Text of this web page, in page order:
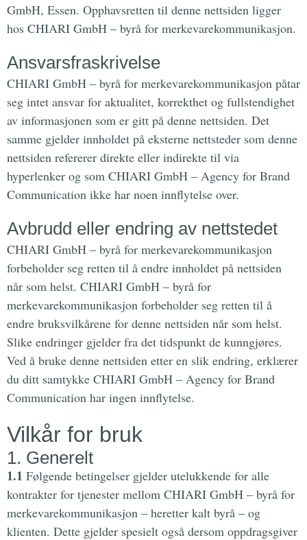
GmbH, Essen. Opphavsretten til denne nettsiden ligger
hos CHIARI GmbH – byrå for merkevarekommunikasjon.
Ansvarsfraskrivelse
CHIARI GmbH – byrå for merkevarekommunikasjon påtar
seg intet ansvar for aktualitet, korrekthet og fullstendighet
av informasjonen som er gitt på denne nettsiden. Det
samme gjelder innholdet på eksterne nettsteder som denne
nettsiden refererer direkte eller indirekte til via
hyperlenker og som CHIARI GmbH – Agency for Brand
Communication ikke har noen innflytelse over.
Avbrudd eller endring av nettstedet
CHIARI GmbH – byrå for merkevarekommunikasjon
forbeholder seg retten til å endre innholdet på nettsiden
når som helst. CHIARI GmbH – byrå for
merkevarekommunikasjon forbeholder seg retten til å
endre bruksvilkårene for denne nettsiden når som helst.
Slike endringer gjelder fra det tidspunkt de kunngjøres.
Ved å bruke denne nettsiden etter en slik endring, erklærer
du ditt samtykke CHIARI GmbH – Agency for Brand
Communication har ingen innflytelse.
Vilkår for bruk
1. Generelt
1.1 Følgende betingelser gjelder utelukkende for alle
kontrakter for tjenester mellom CHIARI GmbH – byrå for
merkevarekommunikasjon – heretter kalt byrå – og
klienten. Dette gjelder spesielt også dersom oppdragsgiver